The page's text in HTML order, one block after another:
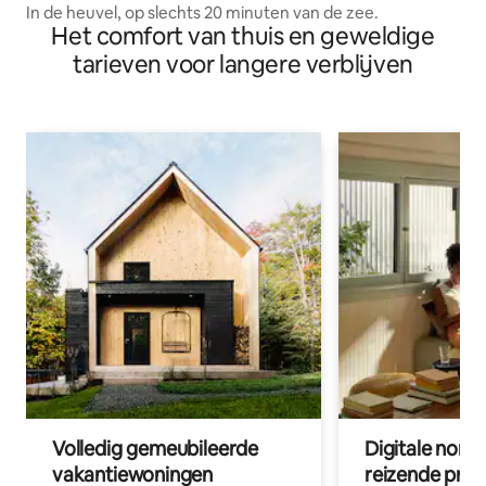
In de heuvel, op slechts 20 minuten van de zee.
Het comfort van thuis en geweldige
tarieven voor langere verblijven
Volledig gemeubileerde
vakantiewoningen
Digitale
reizende